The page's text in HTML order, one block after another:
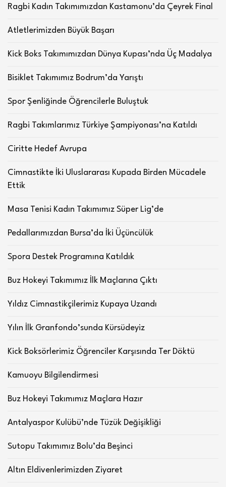
Ragbi Kadın Takımımızdan Kastamonu’da Çeyrek Final
Atletlerimizden Büyük Başarı
Kick Boks Takımımızdan Dünya Kupası’nda Üç Madalya
Bisiklet Takımımız Bodrum’da Yarıştı
Spor Şenliğinde Öğrencilerle Buluştuk
Ragbi Takımlarımız Türkiye Şampiyonası’na Katıldı
Ciritte Hedef Avrupa
Cimnastikte İki Uluslararası Kupada Birden Mücadele
Ettik
Masa Tenisi Kadın Takımımız Süper Lig’de
Pedallarımızdan Bursa’da İki Üçüncülük
Spora Destek Programına Katıldık
Buz Hokeyi Takımımız İlk Maçlarına Çıktı
Yıldız Cimnastikçilerimiz Kupaya Uzandı
Yılın İlk Granfondo’sunda Kürsüdeyiz
Kick Boksörlerimiz Öğrenciler Karşısında Ter Döktü
Kamuoyu Bilgilendirmesi
Buz Hokeyi Takımımız Maçlara Hazır
Antalyaspor Kulübü’nde Tüzük Değişikliği
Sutopu Takımımız Bolu’da Beşinci
Altın Eldivenlerimizden Ziyaret